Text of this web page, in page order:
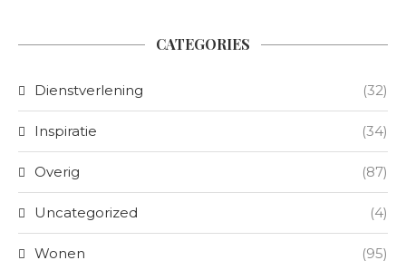
CATEGORIES
Dienstverlening (32)
Inspiratie (34)
Overig (87)
Uncategorized (4)
Wonen (95)